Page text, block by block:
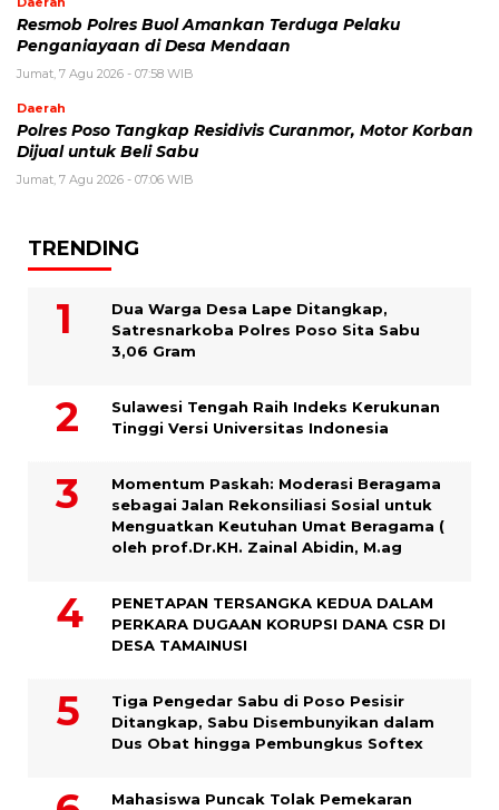
Resmob Polres Buol Amankan Terduga Pelaku
Penganiayaan di Desa Mendaan
Jumat, 7 Agu 2026 - 07:58 WIB
Daerah
Polres Poso Tangkap Residivis Curanmor, Motor Korban
Dijual untuk Beli Sabu
Jumat, 7 Agu 2026 - 07:06 WIB
TRENDING
Dua Warga Desa Lape Ditangkap,
Satresnarkoba Polres Poso Sita Sabu
3,06 Gram
Sulawesi Tengah Raih Indeks Kerukunan
Tinggi Versi Universitas Indonesia
Momentum Paskah: Moderasi Beragama
sebagai Jalan Rekonsiliasi Sosial untuk
Menguatkan Keutuhan Umat Beragama (
oleh prof.Dr.KH. Zainal Abidin, M.ag
PENETAPAN TERSANGKA KEDUA DALAM
PERKARA DUGAAN KORUPSI DANA CSR DI
DESA TAMAINUSI
Tiga Pengedar Sabu di Poso Pesisir
Ditangkap, Sabu Disembunyikan dalam
Dus Obat hingga Pembungkus Softex
Mahasiswa Puncak Tolak Pemekaran